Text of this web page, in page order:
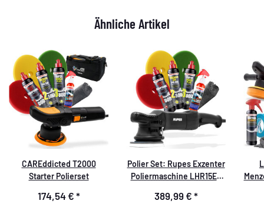
Ähnliche Artikel
CAREddicted T2000
Starter Polierset
174,54 € *
Polier Set: Rupes Exzenter
Poliermaschine LHR15ES
Polituren + Garage Freaks
389,99 € *